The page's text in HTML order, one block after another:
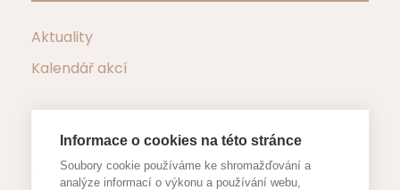
Aktuality
Kalendář akcí
Důležité dokumenty
Informace o cookies na této stránce
Soubory cookie používáme ke shromažďování a
analýze informací o výkonu a používání webu,